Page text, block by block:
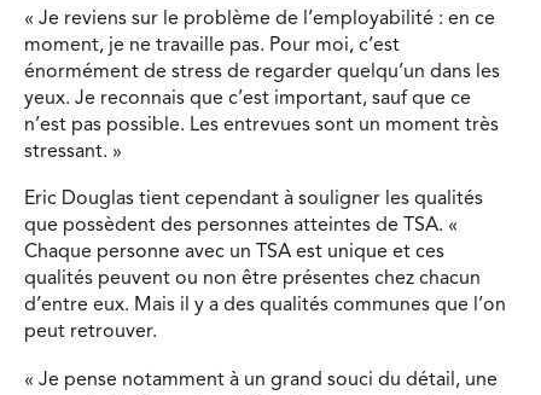
« Je reviens sur le problème de l’employabilité : en ce
moment, je ne travaille pas. Pour moi, c’est
énormément de stress de regarder quelqu’un dans les
yeux. Je reconnais que c’est important, sauf que ce
n’est pas possible. Les entrevues sont un moment très
stressant. »
Eric Douglas tient cependant à souligner les qualités
que possèdent des personnes atteintes de TSA. «
Chaque personne avec un TSA est unique et ces
qualités peuvent ou non être présentes chez chacun
d’entre eux. Mais il y a des qualités communes que l’on
peut retrouver.
« Je pense notamment à un grand souci du détail, une